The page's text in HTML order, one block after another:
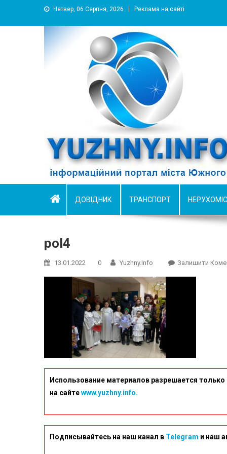
Четвер, 06 Серпня, 2026 Реклама на сайті
YUZHNY.INFO
информационный портал города Южный
ДОВІДНИК ТРАНСПОРТ
pol4
13.01.2022 0 Yuzhny.info Залишити
Использование материалов разрешается
на сайтеwww.yuzhny.info.
Подписывайтесь на наш канал в Telegram и наш